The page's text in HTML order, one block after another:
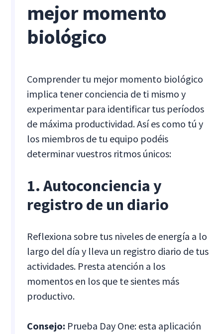
mejor momento
biológico
Comprender tu mejor momento biológico
implica tener conciencia de ti mismo y
experimentar para identificar tus períodos
de máxima productividad. Así es como tú y
los miembros de tu equipo podéis
determinar vuestros ritmos únicos:
1. Autoconciencia y
registro de un diario
Reflexiona sobre tus niveles de energía a lo
largo del día y lleva un registro diario de tus
actividades. Presta atención a los
momentos en los que te sientes más
productivo.
Consejo: Prueba Day One: esta aplicación